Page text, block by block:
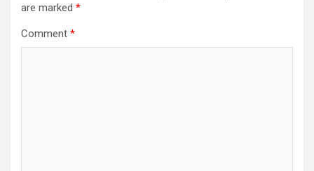
are marked *
Comment *